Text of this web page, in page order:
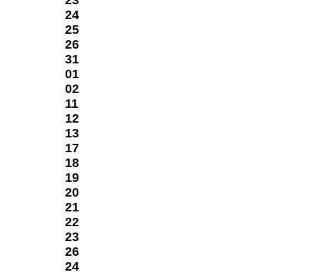
24
25
26
31
01
02
11
12
13
17
18
19
20
21
22
23
26
24